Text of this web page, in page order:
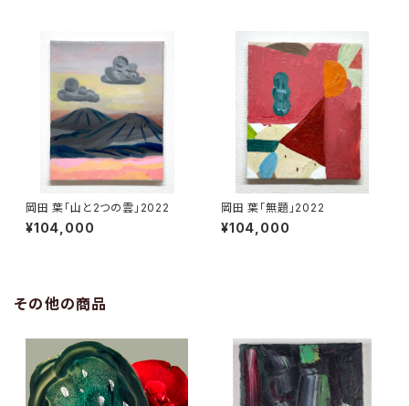
岡田 葉「山と2つの雲」2022
¥104,000
岡田 葉「無題」2022
¥104,000
その他の商品